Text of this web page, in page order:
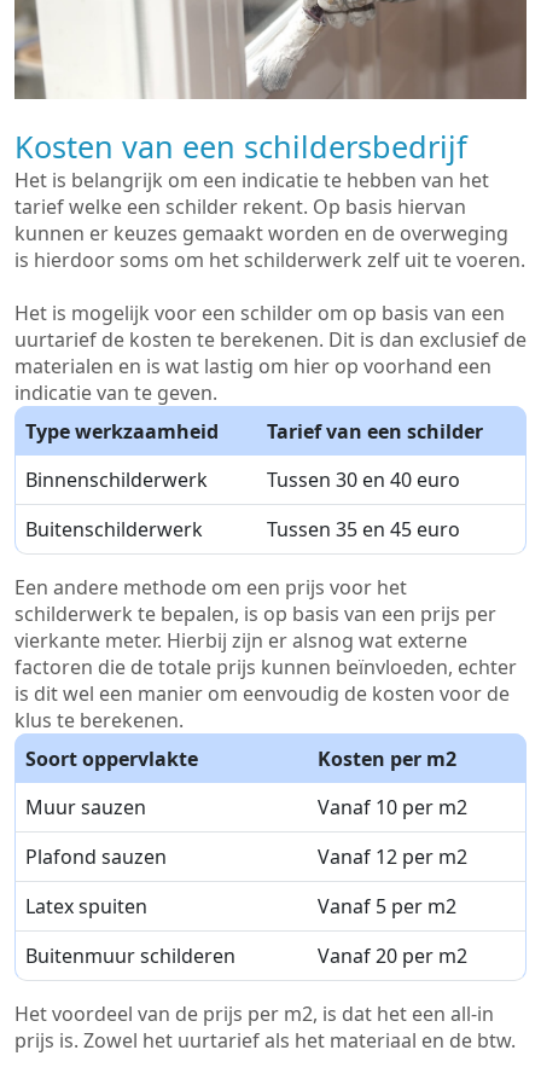
Kosten van een schildersbedrijf
Het is belangrijk om een indicatie te hebben van het
tarief welke een schilder rekent. Op basis hiervan
kunnen er keuzes gemaakt worden en de overweging
is hierdoor soms om het schilderwerk zelf uit te voeren.
Het is mogelijk voor een schilder om op basis van een
uurtarief de kosten te berekenen. Dit is dan exclusief de
materialen en is wat lastig om hier op voorhand een
indicatie van te geven.
Type werkzaamheid
Tarief van een schilder
Binnenschilderwerk
Tussen 30 en 40 euro
Buitenschilderwerk
Tussen 35 en 45 euro
Een andere methode om een prijs voor het
schilderwerk te bepalen, is op basis van een prijs per
vierkante meter. Hierbij zijn er alsnog wat externe
factoren die de totale prijs kunnen beïnvloeden, echter
is dit wel een manier om eenvoudig de kosten voor de
klus te berekenen.
Soort oppervlakte
Kosten per m2
Muur sauzen
Vanaf 10 per m2
Plafond sauzen
Vanaf 12 per m2
Latex spuiten
Vanaf 5 per m2
Buitenmuur schilderen
Vanaf 20 per m2
Het voordeel van de prijs per m2, is dat het een all-in
prijs is. Zowel het uurtarief als het materiaal en de btw.